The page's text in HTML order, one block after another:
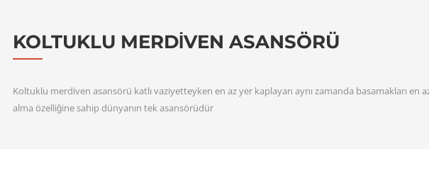
KOLTUKLU MERDIVEN ASANSÖRÜ
Koltuklu merdiven asansörü katlı vaziyetteyken en az yer kaplayan aynı zamanda basamakları
alma özelliğine sahip dünyanın tek asansörüdür